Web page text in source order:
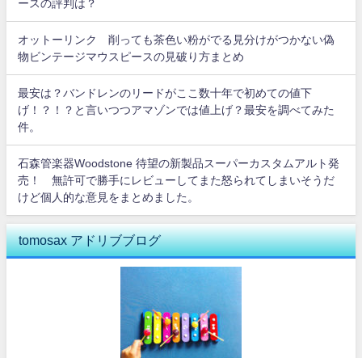
ースの評判は？
オットーリンク 削っても茶色い粉がでる見分けがつかない偽
物ビンテージマウスピースの見破り方まとめ
最安は？バンドレンのリードがここ数十年で初めての値下
げ！？！？と言いつつアマゾンでは値上げ？最安を調べてみた
件。
石森管楽器Woodstone 待望の新製品スーパーカスタムアルト発
売！ 無許可で勝手にレビューしてまた怒られてしまいそうだ
けど個人的な意見をまとめました。
tomosax アドリブブログ